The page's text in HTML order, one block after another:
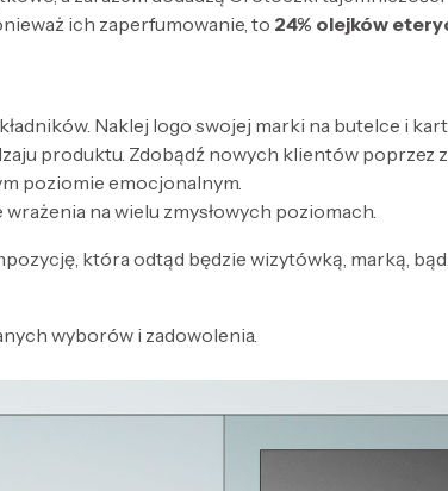
ich zaperfumowanie, to 24% olejków
Naklej logo swojej marki na butelce i
produktu. Zdobądź nowych klientów poprzez
poziomie emocjonalnym.
na wielu zmysłowych poziomach.
która odtąd będzie wizytówką, marką,
wyborów i zadowolenia.